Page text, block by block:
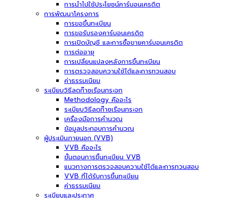
การนำไปใช้ประโยชน์คาร์บอนเครดิต
การพัฒนาโครงการ
การขอขึ้นทะเบียน
การขอรับรองคาร์บอนเครดิต
การเปิดบัญชี และการซื้อขายคาร์บอนเครดิต
การต่ออายุ
การเปลี่ยนแปลงหลังการขึ้นทะเบียน
การตรวจสอบความใช้ได้และการทวนสอบ
ค่าธรรมเนียม
ระเบียบวิธีลดก๊าซเรือนกระจก
Methodology คืออะไร
ระเบียบวิธีลดก๊าซเรือนกระจก
เครื่องมือการคำนวณ
ข้อมูลประกอบการคำนวณ
ผู้ประเมินภายนอก (VVB)
VVB คืออะไร
ขั้นตอนการขึ้นทะเบียน VVB
แนวทางการตรวจสอบความใช้ได้และการทวนสอบ
VVB ที่ได้รับการขึ้นทะเบียน
ค่าธรรมเนียม
ระเบียบและประกาศ